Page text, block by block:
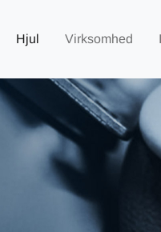
Hjul Virksomhed